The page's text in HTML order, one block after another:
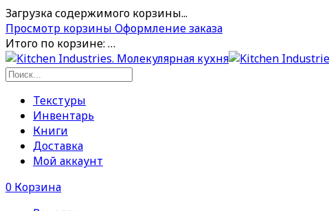
Загрузка содержимого корзины...
Просмотр корзины Оформление заказа
Итого по корзине: …
Текстуры
Инвентарь
Книги
Доставка
Мой аккаунт
0 Корзина